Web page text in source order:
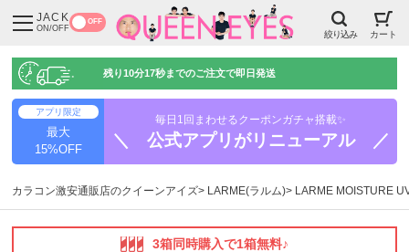
JACK
ON/OFF
OFF
絞り込み カート
残り10分16秒までのご注文で即日発送
アプリ限定
最大
15%OFF
毎日1回まわせるクーポンガチャ搭載✨
＼ 公式アプリがリニューアル ／
カラコン激安通販店のクイーンアイズ LARME(ラルム) LARME MOISTURE
3箱同時購入で1箱無料♪